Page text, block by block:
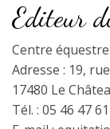
Editeur
Centre
Adresse : 19,
17480 Le
Tél. : 05 46 47